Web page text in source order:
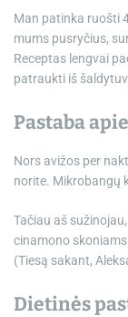
Man patinka ruošti
mums pusryčius,
Receptas lengvai
patraukti iš
Pastaba
Nors avižos per
norite. Mikrobangų
Tačiau aš
cinamono
(Tiesą sakant,
Dietinės